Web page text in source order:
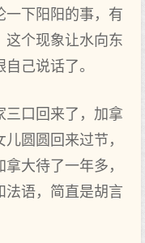
一下阳阳的事，有
这个现象让水向东
己说话了。
三口回来了，加拿
圆圆回来过节，
大待了一年多，
法语，简直是胡言